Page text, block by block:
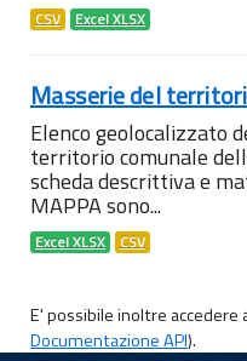
CSV Excel XLSX
Masserie del
Elenco geolocalizzato
territorio comunale
scheda descrittiva e
MAPPA sono...
Excel XLSX CSV
E' possibile inoltre accedere
Documentazione API).